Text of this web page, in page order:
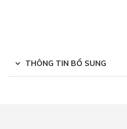
THÔNG TIN BỔ SUNG